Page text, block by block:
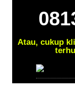
Atau, cukup